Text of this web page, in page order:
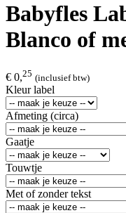
Babyfles
Blanco of
€ 0,25 (inclusief btw)
Kleur label
Afmeting (circa)
Gaatje
Touwtje
Met of zonder tekst